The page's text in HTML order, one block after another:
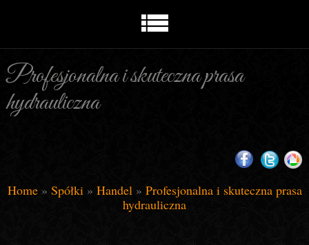
Profesjonalna i skuteczna prasa
hydrauliczna
Home» Spółki» Handel» Profesjonalna i skuteczna prasa
hydrauliczna